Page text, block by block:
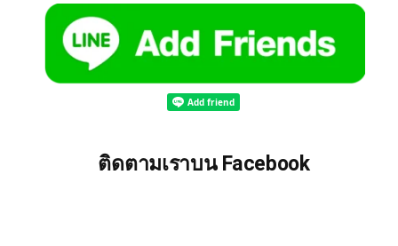
ติดตามเราบน Facebook